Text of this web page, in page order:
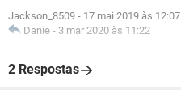
Jackson_8509 - 17 mai 2019 às 12:07
Danie - 3 mar 2020 às 11:22
2 Respostas